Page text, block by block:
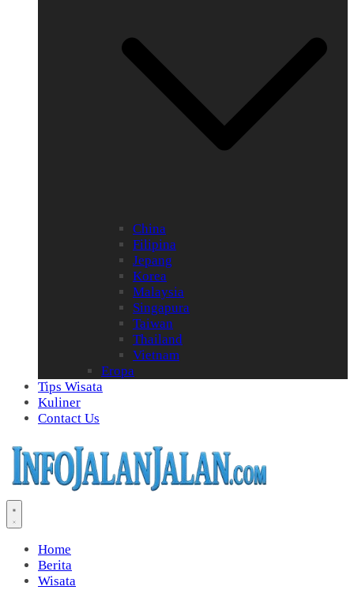
China
Filipina
Jepang
Korea
Malaysia
Singapura
Taiwan
Thailand
Vietnam
Eropa
Tips Wisata
Kuliner
Contact Us
Home
Berita
Wisata